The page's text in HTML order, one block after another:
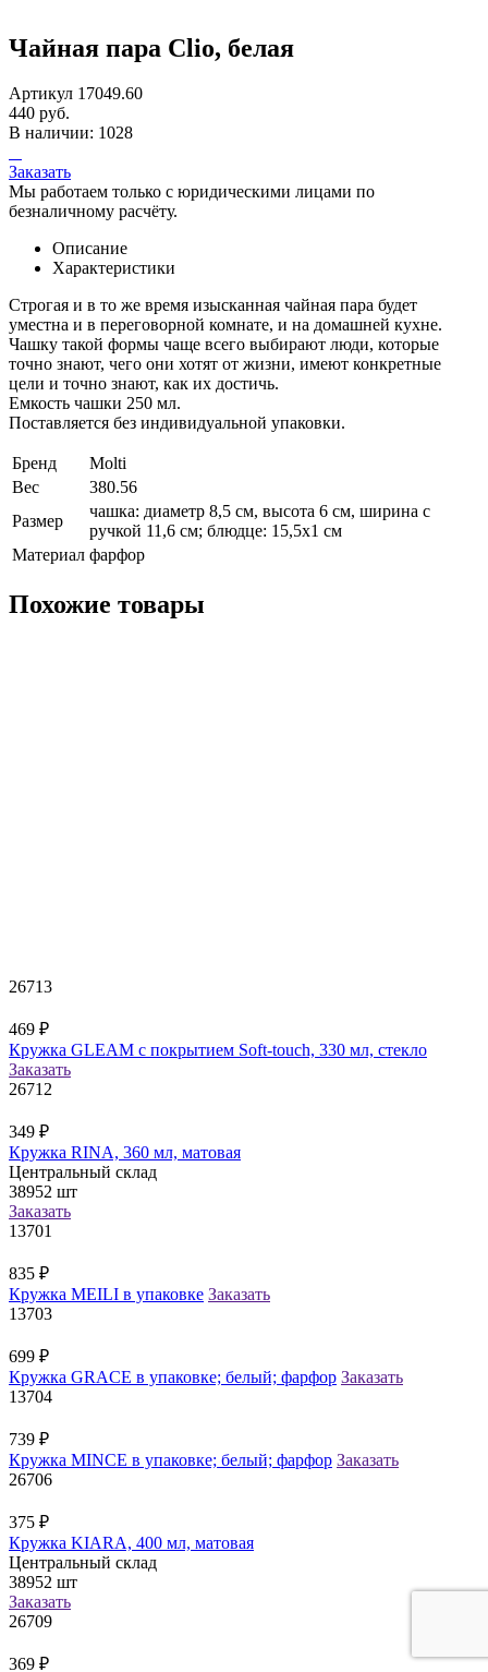
Чайная пара Clio, белая
Артикул 17049.60
440 руб.
В наличии: 1028
Заказать
Мы работаем только с юридическими лицами по
безналичному расчёту.
Описание
Характеристики
Строгая и в то же время изысканная чайная пара будет
уместна и в переговорной комнате, и на домашней кухне.
Чашку такой формы чаще всего выбирают люди, которые
точно знают, чего они хотят от жизни, имеют конкретные
цели и точно знают, как их достичь.
Емкость чашки 250 мл.
Поставляется без индивидуальной упаковки.
Бренд
Molti
Вес
380.56
Размер
чашка: диаметр 8,5 см, высота 6 см, ширина с
ручкой 11,6 см; блюдце: 15,5x1 см
Материал фарфор
Похожие товары
26713
469 ₽
Кружка GLEAM с покрытием Soft-touch, 330 мл, стекло
Заказать
26712
349 ₽
Кружка RINA, 360 мл, матовая
Центральный склад
38952 шт
Заказать
13701
835 ₽
Кружка MEILI в упаковке Заказать
13703
699 ₽
Кружка GRACE в упаковке; белый; фарфор Заказать
13704
739 ₽
Кружка MINCE в упаковке; белый; фарфор Заказать
26706
375 ₽
Кружка KIARA, 400 мл, матовая
Центральный склад
38952 шт
Заказать
26709
369 ₽